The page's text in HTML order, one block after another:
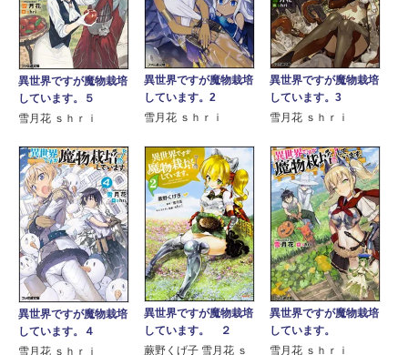
異世界ですが魔物栽培
しています。５
雪月花 ｓｈｒｉ
異世界ですが魔物栽培
しています。2
雪月花 ｓｈｒｉ
異世界ですが魔物栽培
しています。3
雪月花 ｓｈｒｉ
異世界ですが魔物栽培
しています。４
雪月花 ｓｈｒｉ
異世界ですが魔物栽培
しています。 ２
蕨野くげ子 雪月花 ｓ
異世界ですが魔物栽培
しています。
雪月花 ｓｈｒｉ